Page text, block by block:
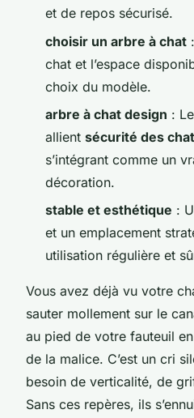
et de repos sécurisé.
choisir un arbre à chat
chat et l’espace
choix du modèle.
arbre à chat design :
allient sécurité des
s’intégrant comme un
décoration.
stable et esthétique :
et un emplacement
utilisation régulière et
Vous avez déjà vu votre
sauter mollement sur le
au pied de votre fauteuil
de la malice. C’est un cri
besoin de verticalité, de
Sans ces repères, ils